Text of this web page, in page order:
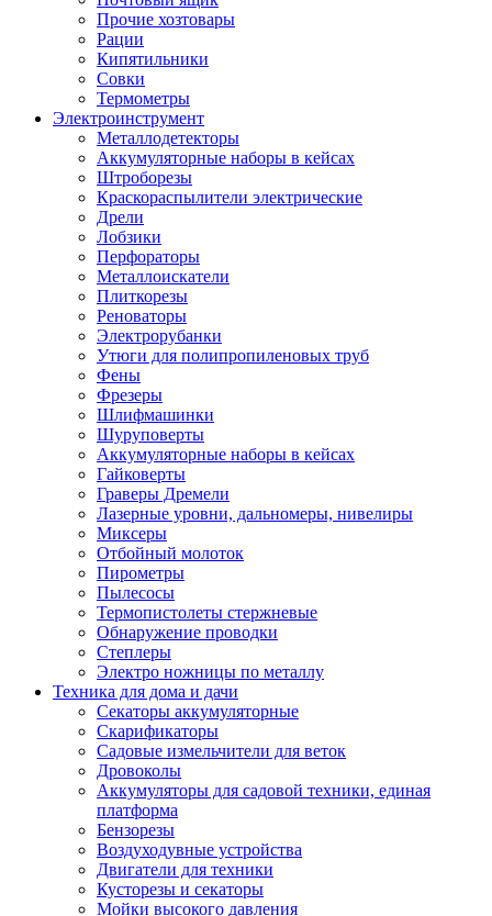
Прочие хозтовары
Рации
Кипятильники
Совки
Термометры
Электроинструмент
Металлодетекторы
Аккумуляторные наборы в кейсах
Штроборезы
Краскораспылители электрические
Дрели
Лобзики
Перфораторы
Металлоискатели
Плиткорезы
Реноваторы
Электрорубанки
Утюги для полипропиленовых труб
Фены
Фрезеры
Шлифмашинки
Шуруповерты
Аккумуляторные наборы в кейсах
Гайковерты
Граверы Дремели
Лазерные уровни, дальномеры, нивелиры
Миксеры
Отбойный молоток
Пирометры
Пылесосы
Термопистолеты стержневые
Обнаружение проводки
Степлеры
Электро ножницы по металлу
Техника для дома и дачи
Секаторы аккумуляторные
Скарификаторы
Садовые измельчители для веток
Дровоколы
Аккумуляторы для садовой техники, единая
платформа
Бензорезы
Воздуходувные устройства
Двигатели для техники
Кусторезы и секаторы
Мойки высокого давления